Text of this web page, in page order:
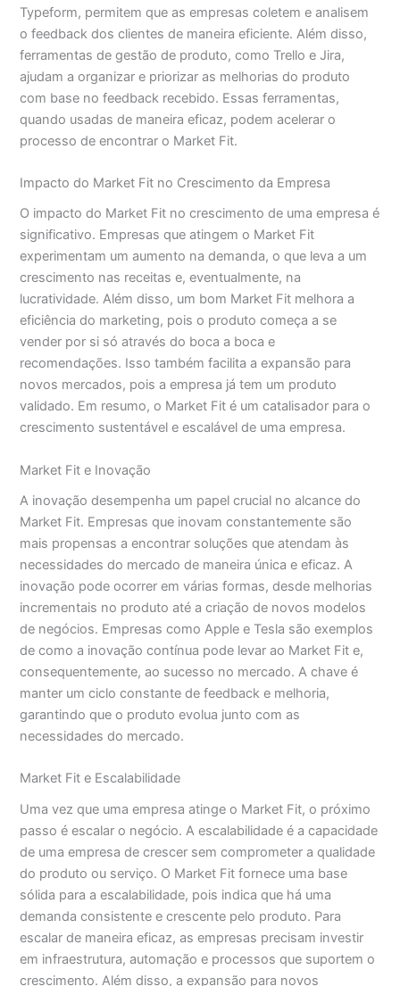
Typeform, permitem que as empresas coletem e analisem
o feedback dos clientes de maneira eficiente. Além disso,
ferramentas de gestão de produto, como Trello e Jira,
ajudam a organizar e priorizar as melhorias do produto
com base no feedback recebido. Essas ferramentas,
quando usadas de maneira eficaz, podem acelerar o
processo de encontrar o Market Fit.
Impacto do Market Fit no Crescimento da Empresa
O impacto do Market Fit no crescimento de uma empresa é
significativo. Empresas que atingem o Market Fit
experimentam um aumento na demanda, o que leva a um
crescimento nas receitas e, eventualmente, na
lucratividade. Além disso, um bom Market Fit melhora a
eficiência do marketing, pois o produto começa a se
vender por si só através do boca a boca e
recomendações. Isso também facilita a expansão para
novos mercados, pois a empresa já tem um produto
validado. Em resumo, o Market Fit é um catalisador para o
crescimento sustentável e escalável de uma empresa.
Market Fit e Inovação
A inovação desempenha um papel crucial no alcance do
Market Fit. Empresas que inovam constantemente são
mais propensas a encontrar soluções que atendam às
necessidades do mercado de maneira única e eficaz. A
inovação pode ocorrer em várias formas, desde melhorias
incrementais no produto até a criação de novos modelos
de negócios. Empresas como Apple e Tesla são exemplos
de como a inovação contínua pode levar ao Market Fit e,
consequentemente, ao sucesso no mercado. A chave é
manter um ciclo constante de feedback e melhoria,
garantindo que o produto evolua junto com as
necessidades do mercado.
Market Fit e Escalabilidade
Uma vez que uma empresa atinge o Market Fit, o próximo
passo é escalar o negócio. A escalabilidade é a capacidade
de uma empresa de crescer sem comprometer a qualidade
do produto ou serviço. O Market Fit fornece uma base
sólida para a escalabilidade, pois indica que há uma
demanda consistente e crescente pelo produto. Para
escalar de maneira eficaz, as empresas precisam investir
em infraestrutura, automação e processos que suportem o
crescimento. Além disso, a expansão para novos